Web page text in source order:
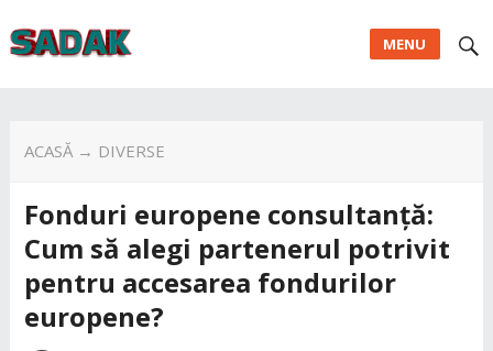
MENU
ACASĂ→ DIVERSE
Fonduri europene consultanță:
Cum să alegi partenerul potrivit
pentru accesarea fondurilor
europene?